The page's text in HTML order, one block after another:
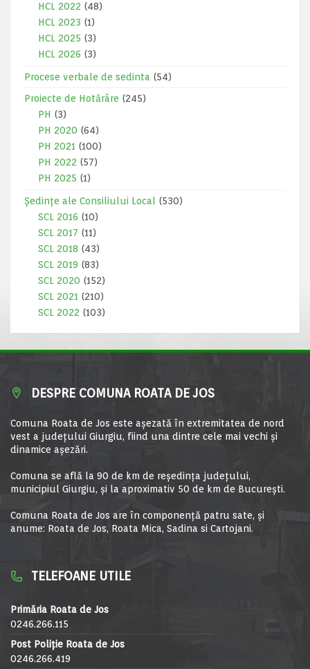
HCL 2022 (48)
HCL 2023 (1)
HCL 2025 (3)
HCL 2026 (3)
Procese verbale de sedinta (54)
Proiecte de Hotărâre (245)
PH (3)
PH 2020 (64)
PH 2021 (100)
PH 2022 (57)
PH 2025 (1)
Ședințe ale Consiliului Local
(530)
SCL 2016 (10)
SCL 2017 (11)
SCL 2018 (43)
SCL 2019 (83)
SCL 2020 (152)
SCL 2021 (210)
SCL 2022 (103)
DESPRE COMUNA ROATA DE JOS
Comuna Roata de Jos este aşezată în extremitatea de nord
vest a judeţului Giurgiu, fiind una dintre cele mai vechi şi
dinamice aşezări.
Comuna se află la 90 de km de reşedinţa judeţului,
municipiul Giurgiu, şi la aproximativ 50 de km de Bucureşti.
Comuna Roata de Jos are în componență patru sate, și
anume: Roata de Jos, Roata Mica, Sadina si Cartojani.
TELEFOANE UTILE
Primăria Roata de Jos
0246.266.115
Post Poliție Roata de Jos
0246.266.419